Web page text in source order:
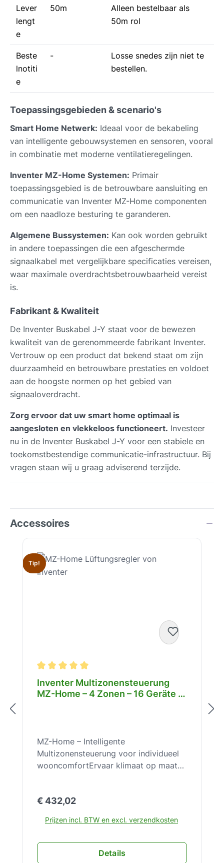
Lever
lengt
e
50m
Alleen bestelbaar als
50m rol
Beste
lnotiti
e
-
Losse snedes zijn niet te
bestellen.
Toepassingsgebieden & scenario's
Smart Home Netwerk: Ideaal voor de bekabeling
van intelligente gebouwsystemen en sensoren, vooral
in combinatie met moderne ventilatieregelingen.
Inventer MZ-Home Systemen: Primair
toepassingsgebied is de betrouwbare aansluiting en
communicatie van Inventer MZ-Home componenten
om een naadloze besturing te garanderen.
Algemene Bussystemen: Kan ook worden gebruikt
in andere toepassingen die een afgeschermde
signaalkabel met vergelijkbare specificaties vereisen,
waar maximale overdrachtsbetrouwbaarheid vereist
is.
Fabrikant & Kwaliteit
De Inventer Buskabel J-Y staat voor de bewezen
kwaliteit van de gerenommeerde fabrikant Inventer.
Vertrouw op een product dat bekend staat om zijn
duurzaamheid en betrouwbare prestaties en voldoet
aan de hoogste normen op het gebied van
signaaloverdracht.
Zorg ervoor dat uw smart home optimaal is
aangesloten en vlekkeloos functioneert. Investeer
nu in de Inventer Buskabel J-Y voor een stabiele en
toekomstbestendige communicatie-infrastructuur. Bij
vragen staan wij u graag adviserend terzijde.
Accessoires
Productgalerij overslaan
Tip!
Gemiddelde waardering van 5 van 5 sterren
Inventer Multizonensteuerung
MZ-Home – 4 Zonen – 16 Geräte –
MZ-Home – Intelligente
Multizonensteuerung voor individueel
wooncomfortErvaar klimaat op maat
van uw huis.De premiumregelaar MZ-
ventilatiebesturing en creëert met zijn
een nieuw niveau van wooncomfort.
Normale prijs:
€ 432,02
Prijzen incl. BTW en excl. verzendkosten
Details